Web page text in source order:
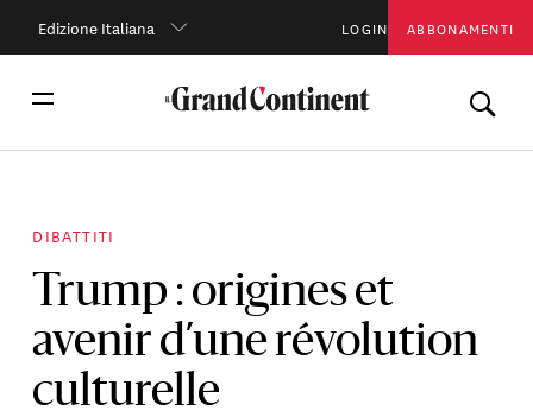
Edizione Italiana LOGIN ABBONAMENTI
DIBATTITI
Trump : origines et
avenir d’une révolution
culturelle